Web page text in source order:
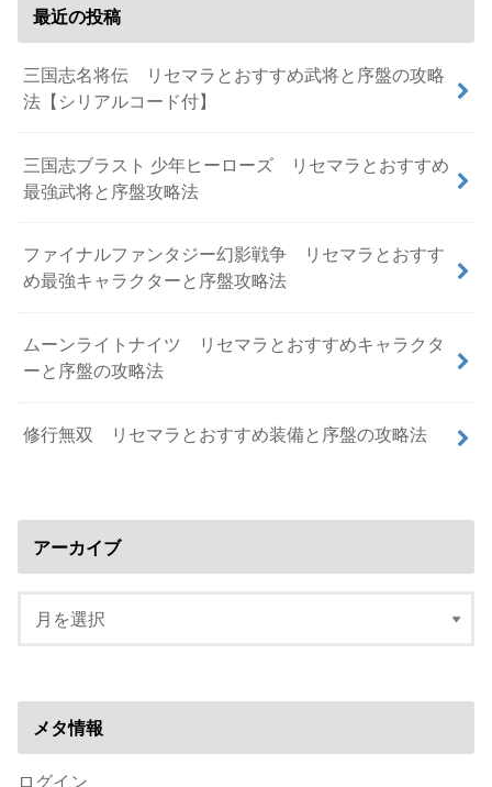
最近の投稿
三国志名将伝 リセマラとおすすめ武将と序盤の攻略
法【シリアルコード付】
三国志ブラスト 少年ヒーローズ リセマラとおすすめ
最強武将と序盤攻略法
ファイナルファンタジー幻影戦争 リセマラとおすす
め最強キャラクターと序盤攻略法
ムーンライトナイツ リセマラとおすすめキャラクタ
ーと序盤の攻略法
修行無双 リセマラとおすすめ装備と序盤の攻略法
アーカイブ
メタ情報
ログイン